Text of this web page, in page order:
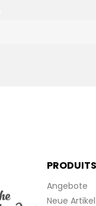
PRODUITS
Angebote
Neue Artikel